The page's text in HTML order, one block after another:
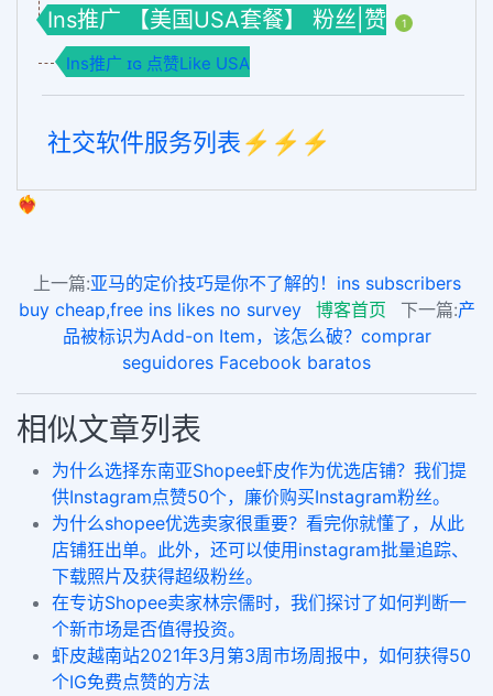
Ins推广 【美国USA套餐】 粉丝|赞 1
Ins推广 ɪɢ 点赞Like USA
社交软件服务列表⚡️⚡️⚡️
❤️‍🔥
上一篇:亚马的定价技巧是你不了解的！ins subscribers
buy cheap,free ins likes no survey
博客首页 下一篇:产
品被标识为Add-on Item，该怎么破？comprar
seguidores Facebook baratos
相似文章列表
为什么选择东南亚Shopee虾皮作为优选店铺？我们提
供Instagram点赞50个，廉价购买Instagram粉丝。
为什么shopee优选卖家很重要？看完你就懂了，从此
店铺狂出单。此外，还可以使用instagram批量追踪、
下载照片及获得超级粉丝。
在专访Shopee卖家林宗儒时，我们探讨了如何判断一
个新市场是否值得投资。
虾皮越南站2021年3月第3周市场周报中，如何获得50
个IG免费点赞的方法